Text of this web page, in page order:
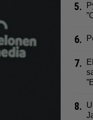
5.
6.
7.
8.